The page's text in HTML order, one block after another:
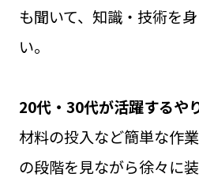
も聞いて、知識・技術を
い。
20代・30代が活躍するや
材料の投入など簡単な作
の段階を見ながら徐々に